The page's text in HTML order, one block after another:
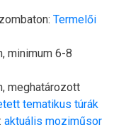
Termelői
minimum 6-8
meghatározott
tematikus túrák
aktuális moziműsor